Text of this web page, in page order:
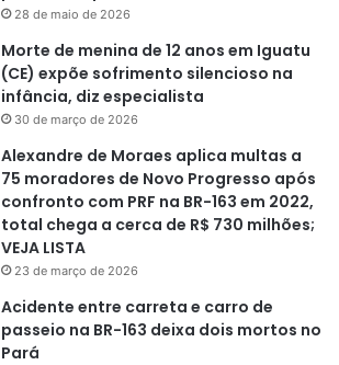
28 de maio de 2026
Morte de menina de 12 anos em Iguatu
(CE) expõe sofrimento silencioso na
infância, diz especialista
30 de março de 2026
Alexandre de Moraes aplica multas a
75 moradores de Novo Progresso após
confronto com PRF na BR-163 em 2022,
total chega a cerca de R$ 730 milhões;
VEJA LISTA
23 de março de 2026
Acidente entre carreta e carro de
passeio na BR-163 deixa dois mortos no
Pará